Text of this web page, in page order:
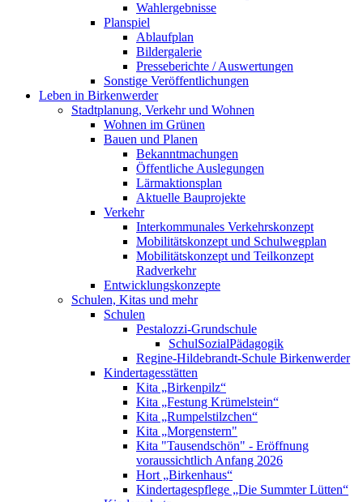
Wahlergebnisse
Planspiel
Ablaufplan
Bildergalerie
Presseberichte / Auswertungen
Sonstige Veröffentlichungen
Leben in Birkenwerder
Stadtplanung, Verkehr und Wohnen
Wohnen im Grünen
Bauen und Planen
Bekanntmachungen
Öffentliche Auslegungen
Lärmaktionsplan
Aktuelle Bauprojekte
Verkehr
Interkommunales Verkehrskonzept
Mobilitätskonzept und Schulwegplan
Mobilitätskonzept und Teilkonzept
Radverkehr
Entwicklungskonzepte
Schulen, Kitas und mehr
Schulen
Pestalozzi-Grundschule
SchulSozialPädagogik
Regine-Hildebrandt-Schule Birkenwerder
Kindertagesstätten
Kita „Birkenpilz“
Kita „Festung Krümelstein“
Kita „Rumpelstilzchen“
Kita „Morgenstern"
Kita "Tausendschön" - Eröffnung
voraussichtlich Anfang 2026
Hort „Birkenhaus“
Kindertagespflege „Die Summter Lütten“